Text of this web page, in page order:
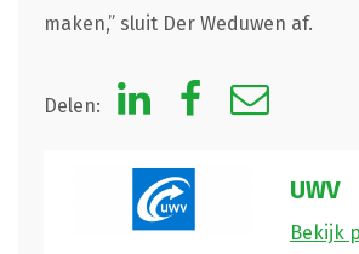
maken,” sluit Der Weduwen af.
Delen:
UWV
Bekijk